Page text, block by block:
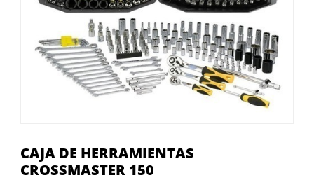
CAJA DE HERRAMIENTAS
CROSSMASTER 150